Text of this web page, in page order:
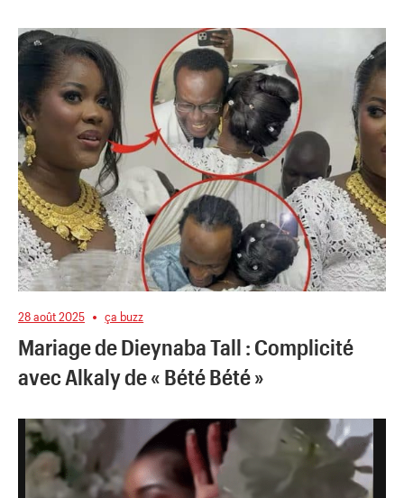
28 août 2025 ça buzz
Mariage de Dieynaba Tall : Complicité
avec Alkaly de « Bété Bété »